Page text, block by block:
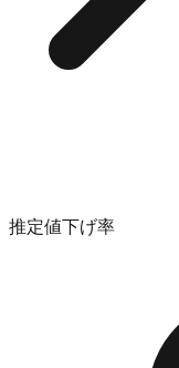
推定値下げ率